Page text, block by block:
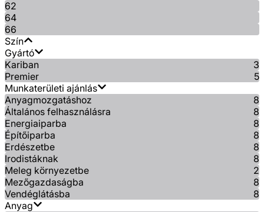
62
64
66
Szín
Gyártó
Kariban
3
Premier
5
Munkaterületi ajánlás
Anyagmozgatáshoz
8
Általános felhasználásra
8
Energiaiparba
8
Építőiparba
8
Erdészetbe
8
Irodistáknak
8
Meleg környezetbe
2
Mezőgazdaságba
8
Vendéglátásba
8
Anyag